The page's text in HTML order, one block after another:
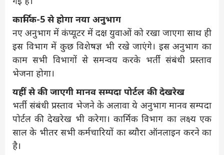
कार्मिक-5 से होगा नया अनुभाग
नए अनुभाग में कंप्यूटर में दक्ष युवाओं को रखा जाएगा साथ ही
इस विभाग में कुछ विशेषज्ञ भी रखे जाएंगे। इस अनुभाग का
काम सभी विभागों से समन्वय करके भर्ती संबंधी प्रस्ताव
भेजना होगा।
यहीं से की जाएगी मानव सम्पदा पोर्टल की देखरेख
भर्ती संबंधी प्रस्ताव भेजने के अलावा ये अनुभाग मानव सम्पदा
पोर्टल की देखरेख भी करेगा। कार्मिक विभाग का लक्ष्य एक
साल के भीतर सभी कर्मचारियों का ब्यौरा ऑनलाइन करने का
है।